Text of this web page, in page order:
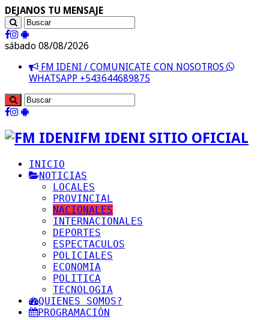
DEJANOS TU MENSAJE
sábado 08/08/2026
FM IDENI / COMUNICATE CON NOSOTROS
WHATSAPP +543644689875
FM IDENI SITIO OFICIAL
INICIO
NOTICIAS
LOCALES
PROVINCIAL
NACIONALES
INTERNACIONALES
DEPORTES
ESPECTACULOS
POLICIALES
ECONOMIA
POLITICA
TECNOLOGIA
QUIENES SOMOS?
PROGRAMACIÓN